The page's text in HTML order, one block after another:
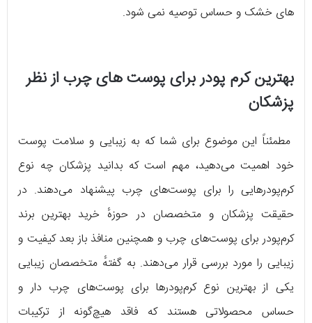
های خشک و حساس توصیه نمی شود.
بهترین کرم پودر برای پوست های چرب از نظر
پزشکان
مطمئناً این موضوع برای شما که به زیبایی و سلامت پوست
خود اهمیت می‌دهید، مهم است که بدانید پزشکان چه نوع
کرم‌پودرهایی را برای پوست‌های چرب پیشنهاد می‌دهند. در
حقیقت پزشکان و متخصصان در حوزهٔ خرید بهترین برند
کرم‌پودر برای پوست‌های چرب و همچنین منافذ باز بعد کیفیت و
زیبایی را مورد بررسی قرار می‌دهند. به گفتهٔ متخصصان زیبایی
یکی از بهترین نوع کرم‌پودرها برای پوست‌های چرب دار و
حساس محصولاتی هستند که فاقد هیچ‌گونه از ترکیبات